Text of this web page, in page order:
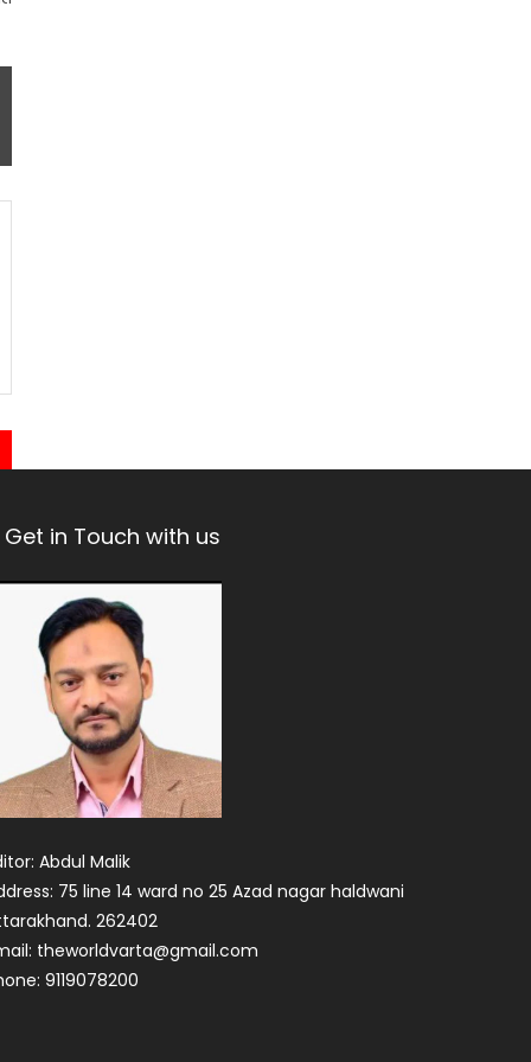
Get in Touch with us
Abdul Malik
75 line 14 ward no 25 Azad nagar haldwani
262402
theworldvarta@gmail.com
9119078200